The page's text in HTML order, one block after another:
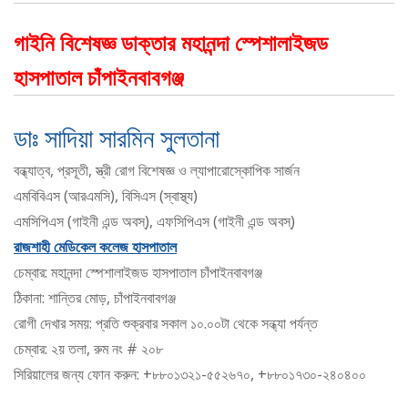
গাইনি বিশেষজ্ঞ ডাক্তার মহানন্দা স্পেশালাইজড
হাসপাতাল চাঁপাইনবাবগঞ্জ
ডাঃ সাদিয়া সারমিন সুলতানা
বন্ধ্যাত্ব, প্রসূতী, স্ত্রী রোগ বিশেষজ্ঞ ও ল্যাপারোস্কোপিক সার্জন
এমবিবিএস (আরএমসি), বিসিএস (স্বাস্থ্য)
এমসিপিএস (গাইনী এন্ড অবস্), এফসিপিএস (গাইনী এন্ড অবস্)
রাজশাহী মেডিকেল কলেজ হাসপাতাল
চেম্বার: মহানন্দা স্পেশালাইজড হাসপাতাল চাঁপাইনবাবগঞ্জ
ঠিকানা: শান্তির মোড়, চাঁপাইনবাবগঞ্জ
রোগী দেখার সময়: প্রতি শুক্রবার সকাল ১০.০০টা থেকে সন্ধ্যা পর্যন্ত
চেম্বার: ২য় তলা, রুম নং # ২০৮
সিরিয়ালের জন্য ফোন করুন: +৮৮০১৩২১-৫৫২৬৭০, +৮৮০১৭৩০-২৪০৪০০